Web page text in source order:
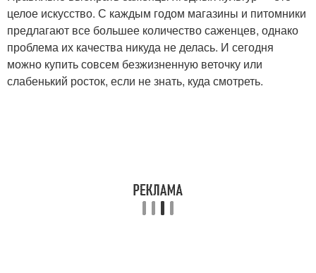
целое искусство. С каждым годом магазины и питомники
предлагают все большее количество саженцев, однако
проблема их качества никуда не делась. И сегодня
можно купить совсем безжизненную веточку или
слабенький росток, если не знать, куда смотреть.